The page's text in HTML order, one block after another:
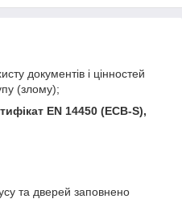
документів і цінностей
(злому);
EN 14450 (ECB-S),
та дверей заповнено